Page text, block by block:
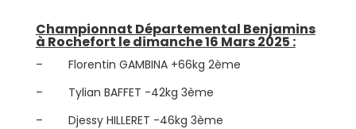
Championnat Départemental Benjamins
à Rochefort le dimanche 16 Mars 2025 :
– Florentin GAMBINA +66kg 2ème
– Tylian BAFFET -42kg 3ème
– Djessy HILLERET -46kg 3ème